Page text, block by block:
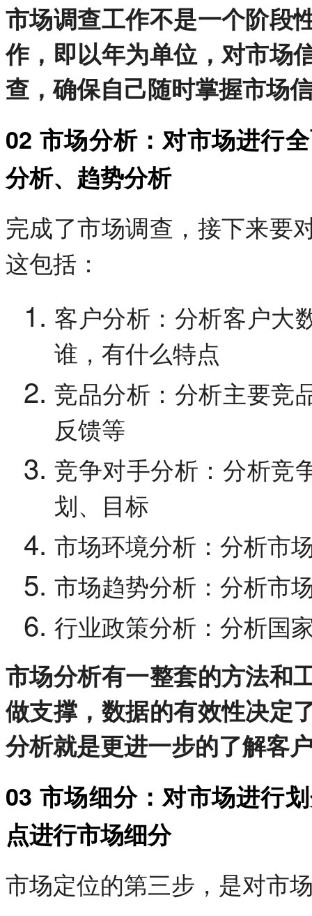
市场调查工作不是一个阶段
作，即以年为单位，对市场
查，确保自己随时掌握市场
02 市场分析：对市场进行
分析、趋势分析
完成了市场调查，接下来要
这包括：
客户分析：分析客户大
谁，有什么特点
竞品分析：分析主要竞
反馈等
竞争对手分析：分析竞
划、目标
市场环境分析：分析市
市场趋势分析：分析市
行业政策分析：分析国
市场分析有一整套的方法和
做支撑，数据的有效性决定
分析就是更进一步的了解客
03 市场细分：对市场进行
点进行市场细分
市场定位的第三步，是对市